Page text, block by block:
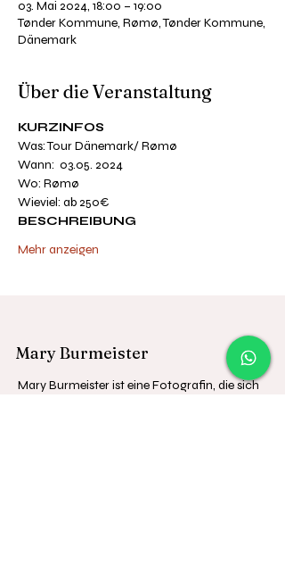
03. Mai 2024, 18:00 – 19:00
Tønder Kommune, Rømø, Tønder Kommune,
Dänemark
Über die Veranstaltung
KURZINFOS
Was: Tour Dänemark/ Rømø
Wann:  03.05. 2024
Wo: Rømø
Wieviel: ab 250€
BESCHREIBUNG
Mehr anzeigen
Mary Burmeister
Mary Burmeister ist eine Fotografin, die sich